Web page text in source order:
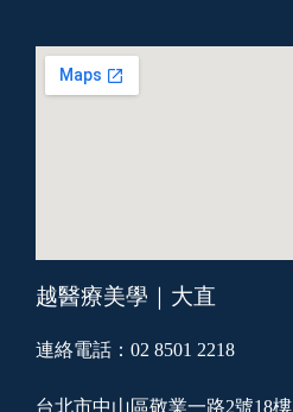
越醫療美學｜大直
連絡電話：02 8501 2218
台北市中山區敬業一路2號18樓